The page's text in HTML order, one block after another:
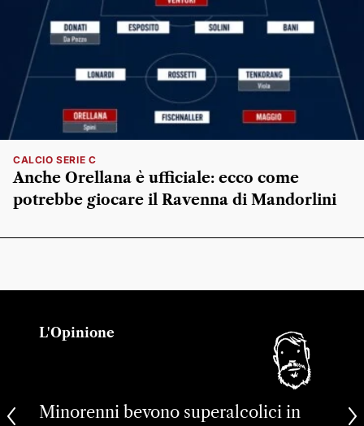
CALCIO SERIE C
Anche Orellana è ufficiale: ecco come
potrebbe giocare il Ravenna di Mandorlini
L'Opinione
Minorenni bevono superalcolici in